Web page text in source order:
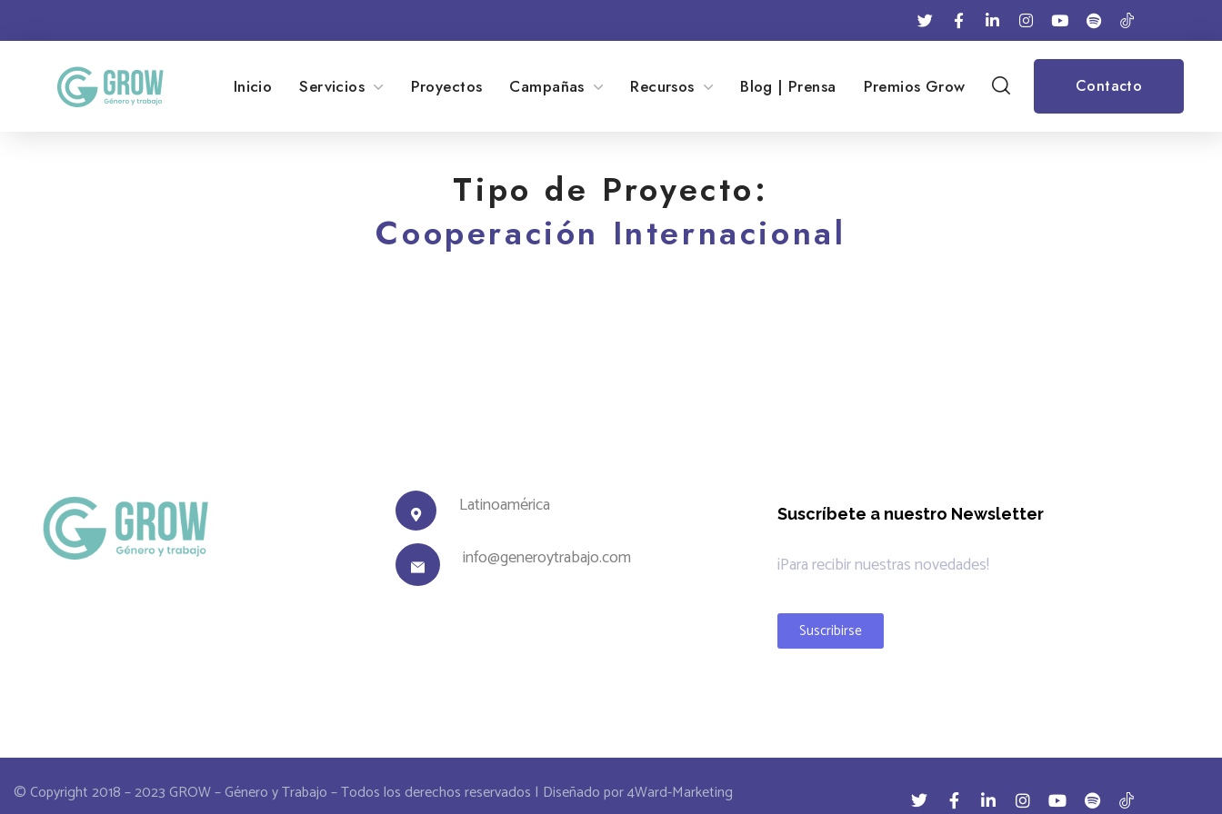
Inicio Servicios Proyectos Campañas Recursos Blog | Prensa Premios Grow Contacto
Tipo de Proyecto:
Cooperación Internacional
Latinoamérica
info@generoytrabajo.com
Suscríbete a nuestro Newsletter
¡Para recibir nuestras novedades!
Suscribirse
© Copyright 2018 – 2023 GROW – Género y Trabajo – Todos los derechos reservados | Diseñado por 4Ward-Marketing